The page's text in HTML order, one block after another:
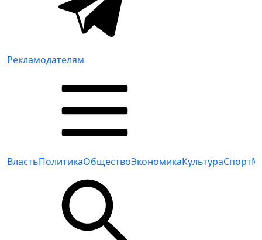
Рекламодателям
ВластьПолитикаОбществоЭкономикаКультураСпорт